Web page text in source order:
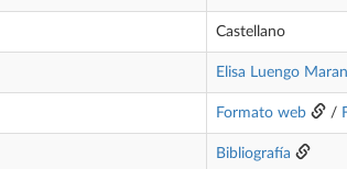
Castellano
Elisa Luengo
Formato web /
Bibliografía